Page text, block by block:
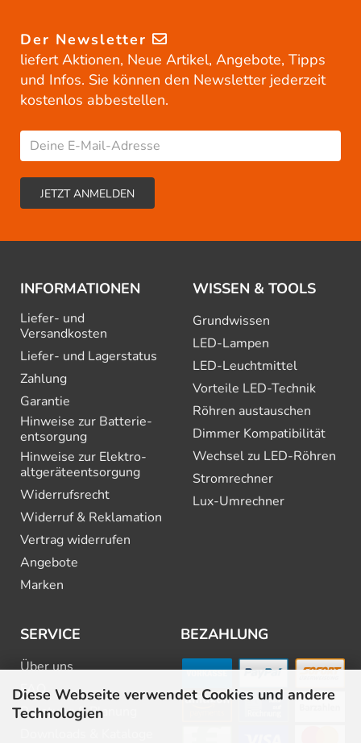
Diese Webseite verwendet Cookies und andere
Technologien
Der Newsletter
liefert Aktionen, Neue Artikel, Angebote, Tipps
und Infos. Sie können den Newsletter jederzeit
kostenlos abbestellen.
INFORMATIONEN
Liefer- und
Versandkosten
Liefer- und Lagerstatus
Zahlung
Garantie
Hinweise zur Batterie­
entsorgung
Hinweise zur Elektro­
altgeräte­entsorgung
Widerrufsrecht
Widerruf & Reklamation
Vertrag widerrufen
Angebote
Marken
WISSEN & TOOLS
Grundwissen
LED-Lampen
LED-Leuchtmittel
Vorteile LED-Technik
Röhren austauschen
Dimmer Kompatibilität
Wechsel zu LED-Röhren
Stromrechner
Lux-Umrechner
SERVICE
Über uns
FAQ
Beratung & Planung
BEZAHLUNG